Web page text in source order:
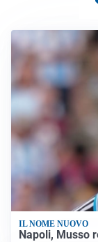
IL NOME NUOVO
Napoli, Musso